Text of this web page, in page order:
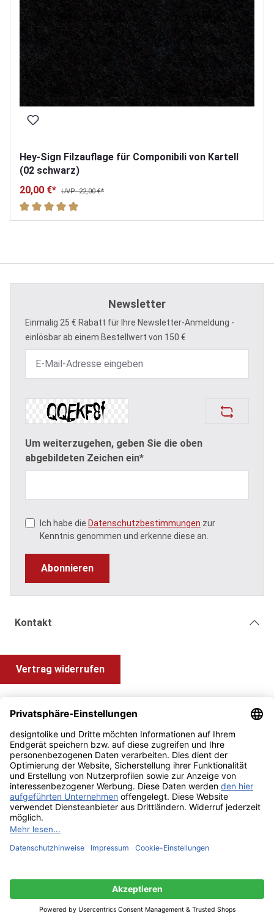
Hey-Sign Filzauflage für Componibili von Kartell
(02 schwarz)
20,00 €*
UVP: 22,00 €*
Durchschnittliche Bewertung von 5 von 5 Sternen
Newsletter
Einmalig 25 € Rabatt für Ihre Newsletter-Anmeldung -
einlösbar ab einem Bestellwert von 150 €
Um weiterzugehen, geben Sie die oben
abgebildeten Zeichen ein*
Ich habe die Datenschutzbestimmungen zur
Kenntnis genommen und erkenne diese an.
Abonnieren
Kontakt
Vertrag widerrufen
Information und Impressum
Zahlung & Versand
Impressum AGB
Alle Preise inkl. gesetzl. Mehrwertsteuer zzgl.Versandkosten
und ggf. Nachnahmegebühren, wenn nicht anders angegeben.